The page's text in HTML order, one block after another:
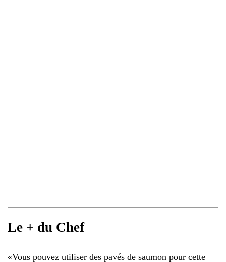
Le + du Chef
«Vous pouvez utiliser des pavés de saumon pour cette